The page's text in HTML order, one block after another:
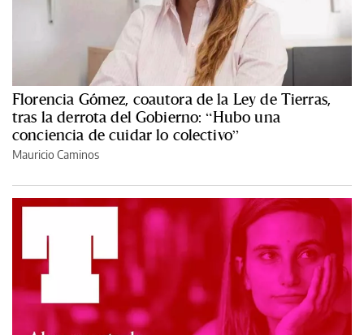
Florencia Gómez, coautora de la Ley de Tierras,
tras la derrota del Gobierno: “Hubo una
conciencia de cuidar lo colectivo”
Mauricio Caminos